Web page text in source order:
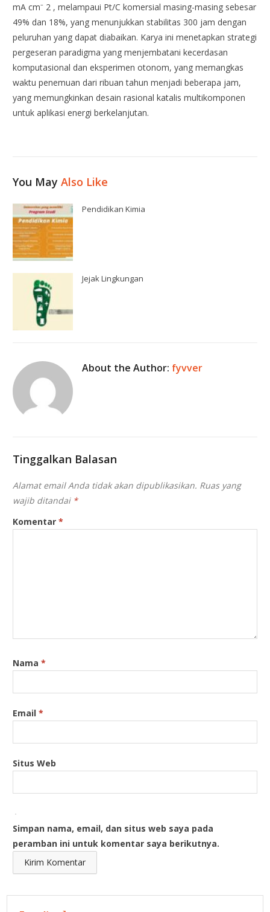
mA cm⁻ 2 , melampaui Pt/C komersial masing-masing sebesar
49% dan 18%, yang menunjukkan stabilitas 300 jam dengan
peluruhan yang dapat diabaikan. Karya ini menetapkan strategi
pergeseran paradigma yang menjembatani kecerdasan
komputasional dan eksperimen otonom, yang memangkas
waktu penemuan dari ribuan tahun menjadi beberapa jam,
yang memungkinkan desain rasional katalis multikomponen
untuk aplikasi energi berkelanjutan.
You MayAlso Like
Pendidikan Kimia
Jejak Lingkungan
About the Author: fyvver
Tinggalkan Balasan
Alamat email Anda tidak akan dipublikasikan. Ruas yang
wajib ditandai *
Komentar*
Nama*
Email*
Situs Web
Simpan nama, email, dan situs web saya pada
peramban ini untuk komentar saya berikutnya.